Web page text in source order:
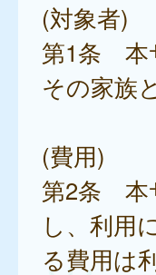
(対象者)
第1条 本
その家族
(費用)
第2条 本
し、利用
る費用は